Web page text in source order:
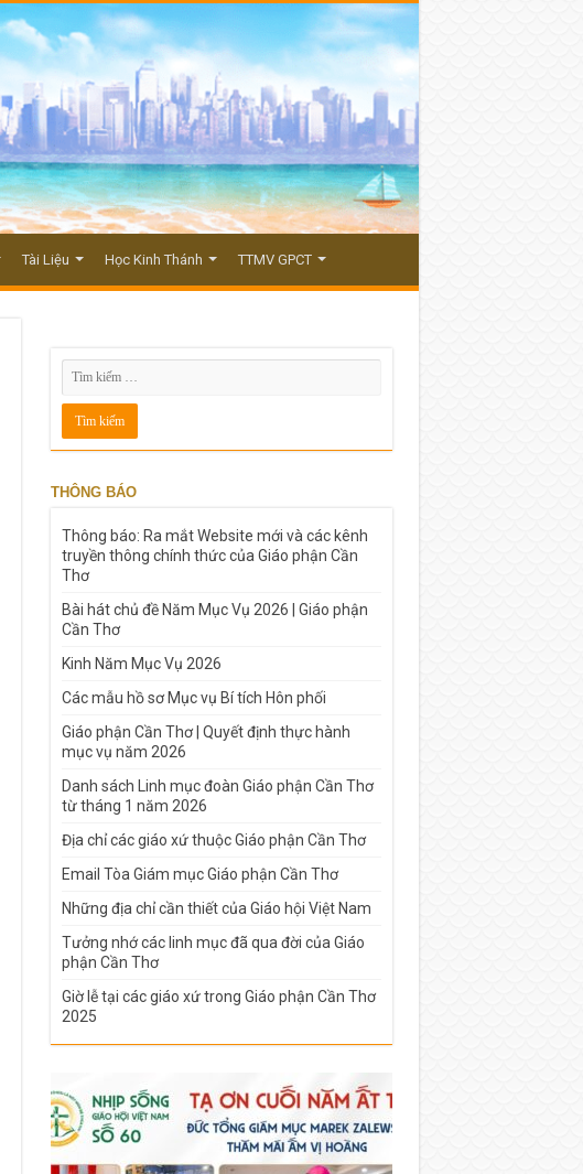
Tài Liệu Học Kinh Thánh TTMV GPCT
THÔNG BÁO
Thông báo: Ra mắt Website mới và các kênh
truyền thông chính thức của Giáo phận Cần
Thơ
Bài hát chủ đề Năm Mục Vụ 2026 | Giáo phận
Cần Thơ
Kinh Năm Mục Vụ 2026
Các mẫu hồ sơ Mục vụ Bí tích Hôn phối
Giáo phận Cần Thơ | Quyết định thực hành
mục vụ năm 2026
Danh sách Linh mục đoàn Giáo phận Cần Thơ
từ tháng 1 năm 2026
Địa chỉ các giáo xứ thuộc Giáo phận Cần Thơ
Email Tòa Giám mục Giáo phận Cần Thơ
Những địa chỉ cần thiết của Giáo hội Việt Nam
Tưởng nhớ các linh mục đã qua đời của Giáo
phận Cần Thơ
Giờ lễ tại các giáo xứ trong Giáo phận Cần Thơ
2025